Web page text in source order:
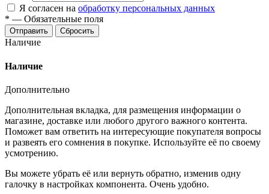
Я согласен на обработку персональных данных
* — Обязательные поля
Отправить Сбросить
Наличие
Наличие
Дополнительно
Дополнительная вкладка, для размещения информации о
магазине, доставке или любого другого важного контента.
Поможет вам ответить на интересующие покупателя вопросы
и развеять его сомнения в покупке. Используйте её по своему
усмотрению.
Вы можете убрать её или вернуть обратно, изменив одну
галочку в настройках компонента. Очень удобно.